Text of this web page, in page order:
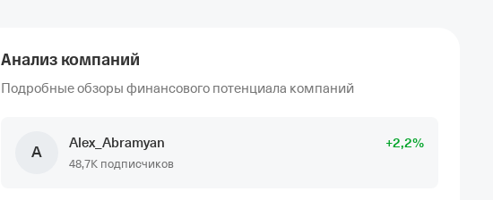
Анализ компаний
Подробные обзоры финансового потенциала компаний
A
Alex_Abramyan +2,2%
48,7K подписчиков